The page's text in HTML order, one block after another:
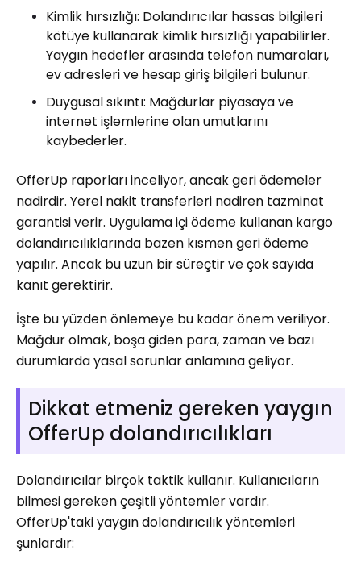
Kimlik hırsızlığı: Dolandırıcılar hassas bilgileri
kötüye kullanarak kimlik hırsızlığı yapabilirler.
Yaygın hedefler arasında telefon numaraları,
ev adresleri ve hesap giriş bilgileri bulunur.
Duygusal sıkıntı: Mağdurlar piyasaya ve
internet işlemlerine olan umutlarını
kaybederler.
OfferUp raporları inceliyor, ancak geri ödemeler
nadirdir. Yerel nakit transferleri nadiren tazminat
garantisi verir. Uygulama içi ödeme kullanan kargo
dolandırıcılıklarında bazen kısmen geri ödeme
yapılır. Ancak bu uzun bir süreçtir ve çok sayıda
kanıt gerektirir.
İşte bu yüzden önlemeye bu kadar önem veriliyor.
Mağdur olmak, boşa giden para, zaman ve bazı
durumlarda yasal sorunlar anlamına geliyor.
Dikkat etmeniz gereken yaygın
OfferUp dolandırıcılıkları
Dolandırıcılar birçok taktik kullanır. Kullanıcıların
bilmesi gereken çeşitli yöntemler vardır.
OfferUp'taki yaygın dolandırıcılık yöntemleri
şunlardır: